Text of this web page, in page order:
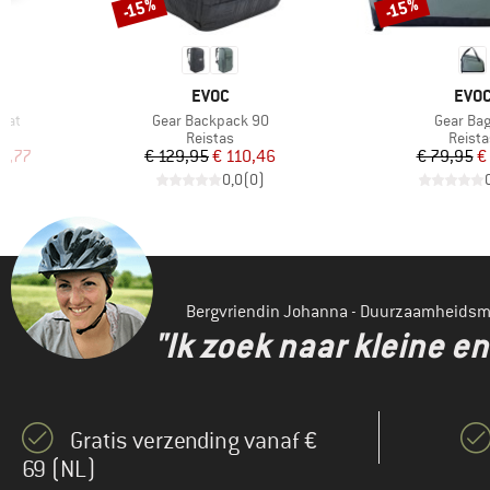
prijs
MERK
EVOC
Artikel
Gear Backpack 90
Productgroep
Reistas
Prijs
€ 129,95Verlaagde prijs
€ 110,46
0,0(0)
Korting
-15%
Artikel
Gear
€ 79,95€
Korting
-15%
Bergvriendin Johanna -
"Ik zoek naar kleine
Gratis verzending vanaf €
69 (NL)